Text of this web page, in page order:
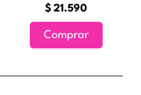
$ 21.590
Comprar